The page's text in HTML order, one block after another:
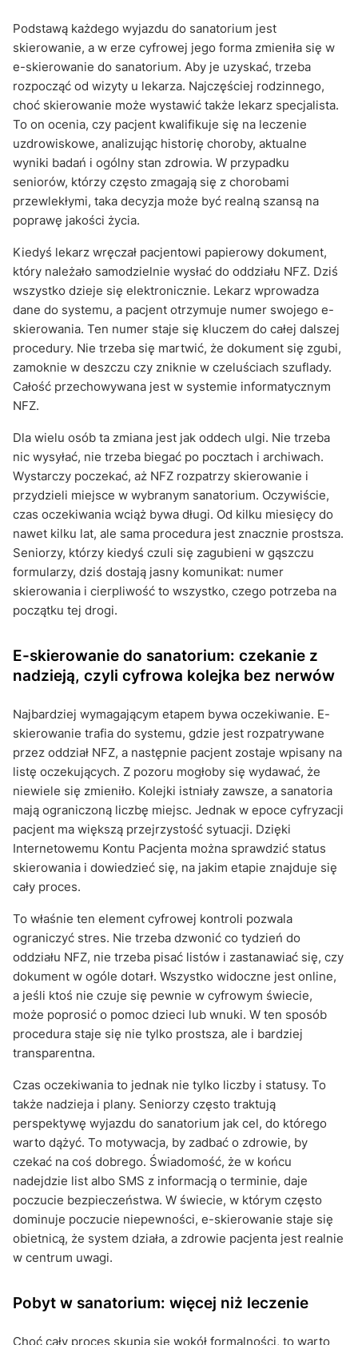
Podstawą każdego wyjazdu do sanatorium jest
skierowanie, a w erze cyfrowej jego forma zmieniła się w
e-skierowanie do sanatorium. Aby je uzyskać, trzeba
rozpocząć od wizyty u lekarza. Najczęściej rodzinnego,
choć skierowanie może wystawić także lekarz specjalista.
To on ocenia, czy pacjent kwalifikuje się na leczenie
uzdrowiskowe, analizując historię choroby, aktualne
wyniki badań i ogólny stan zdrowia. W przypadku
seniorów, którzy często zmagają się z chorobami
przewlekłymi, taka decyzja może być realną szansą na
poprawę jakości życia.
Kiedyś lekarz wręczał pacjentowi papierowy dokument,
który należało samodzielnie wysłać do oddziału NFZ. Dziś
wszystko dzieje się elektronicznie. Lekarz wprowadza
dane do systemu, a pacjent otrzymuje numer swojego e-
skierowania. Ten numer staje się kluczem do całej dalszej
procedury. Nie trzeba się martwić, że dokument się zgubi,
zamoknie w deszczu czy zniknie w czeluściach szuflady.
Całość przechowywana jest w systemie informatycznym
NFZ.
Dla wielu osób ta zmiana jest jak oddech ulgi. Nie trzeba
nic wysyłać, nie trzeba biegać po pocztach i archiwach.
Wystarczy poczekać, aż NFZ rozpatrzy skierowanie i
przydzieli miejsce w wybranym sanatorium. Oczywiście,
czas oczekiwania wciąż bywa długi. Od kilku miesięcy do
nawet kilku lat, ale sama procedura jest znacznie prostsza.
Seniorzy, którzy kiedyś czuli się zagubieni w gąszczu
formularzy, dziś dostają jasny komunikat: numer
skierowania i cierpliwość to wszystko, czego potrzeba na
początku tej drogi.
E-skierowanie do sanatorium: czekanie z
nadzieją, czyli cyfrowa kolejka bez nerwów
Najbardziej wymagającym etapem bywa oczekiwanie. E-
skierowanie trafia do systemu, gdzie jest rozpatrywane
przez oddział NFZ, a następnie pacjent zostaje wpisany na
listę oczekujących. Z pozoru mogłoby się wydawać, że
niewiele się zmieniło. Kolejki istniały zawsze, a sanatoria
mają ograniczoną liczbę miejsc. Jednak w epoce cyfryzacji
pacjent ma większą przejrzystość sytuacji. Dzięki
Internetowemu Kontu Pacjenta można sprawdzić status
skierowania i dowiedzieć się, na jakim etapie znajduje się
cały proces.
To właśnie ten element cyfrowej kontroli pozwala
ograniczyć stres. Nie trzeba dzwonić co tydzień do
oddziału NFZ, nie trzeba pisać listów i zastanawiać się, czy
dokument w ogóle dotarł. Wszystko widoczne jest online,
a jeśli ktoś nie czuje się pewnie w cyfrowym świecie,
może poprosić o pomoc dzieci lub wnuki. W ten sposób
procedura staje się nie tylko prostsza, ale i bardziej
transparentna.
Czas oczekiwania to jednak nie tylko liczby i statusy. To
także nadzieja i plany. Seniorzy często traktują
perspektywę wyjazdu do sanatorium jak cel, do którego
warto dążyć. To motywacja, by zadbać o zdrowie, by
czekać na coś dobrego. Świadomość, że w końcu
nadejdzie list albo SMS z informacją o terminie, daje
poczucie bezpieczeństwa. W świecie, w którym często
dominuje poczucie niepewności, e-skierowanie staje się
obietnicą, że system działa, a zdrowie pacjenta jest realnie
w centrum uwagi.
Pobyt w sanatorium: więcej niż leczenie
Choć cały proces skupia się wokół formalności, to warto